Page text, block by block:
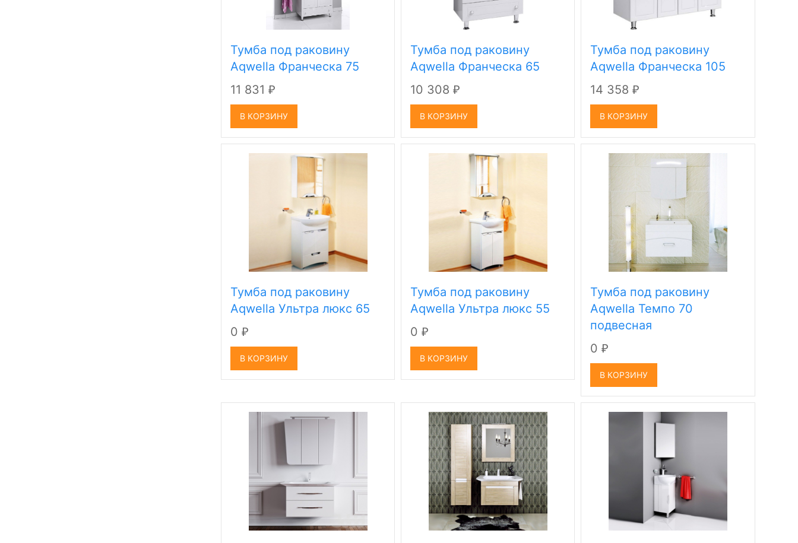
Тумба под раковину
Aqwella Франческа 75
11 831 ₽
В КОРЗИНУ
Тумба под раковину
Aqwella Франческа 65
10 308₽
В КОРЗИНУ
Тумба под раковину
Aqwella Франческа 105
14 358₽
В КОРЗИНУ
Тумба под раковину
Aqwella Ультра люкс 65
0 ₽
В КОРЗИНУ
Тумба под раковину
Aqwella Ультра люкс 55
0₽
В КОРЗИНУ
Тумба под раковину
Aqwella Темпо 70
подвесная
0₽
В КОРЗИНУ